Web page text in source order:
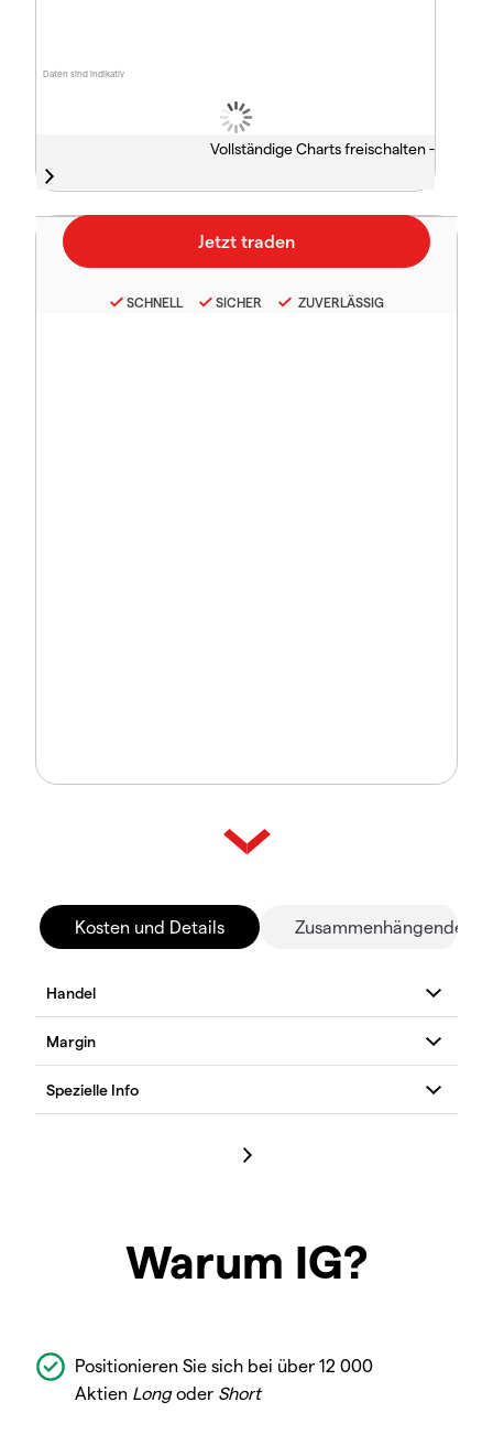
Daten sind indikativ
Vollständige Charts freischalten -
SCHNELL SICHER ZUVERLÄSSIG
Kosten und Details Zusammenhängende
Warum IG?
Positionieren Sie sich bei über 12 000
Aktien Longoder Short